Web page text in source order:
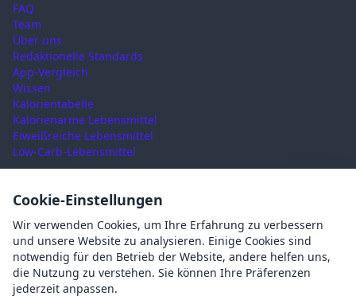
FAQ
Team
Über uns
Redaktionelle Standards
App-Vergleich
Wissen
Kalorientabelle
Kalorienarme Lebensmittel
Eiweißreiche Lebensmittel
Low-Carb-Lebensmittel
RECHTLICHES
Nutzungsbedingungen
Datenschutz
Impressum
AGB
Cookies
Cookie-Einstellungen
Cookie-Einstellungen
Wir verwenden Cookies, um Ihre Erfahrung zu verbessern
und unsere Website zu analysieren. Einige Cookies sind
notwendig für den Betrieb der Website, andere helfen uns,
die Nutzung zu verstehen. Sie können Ihre Präferenzen
jederzeit anpassen.